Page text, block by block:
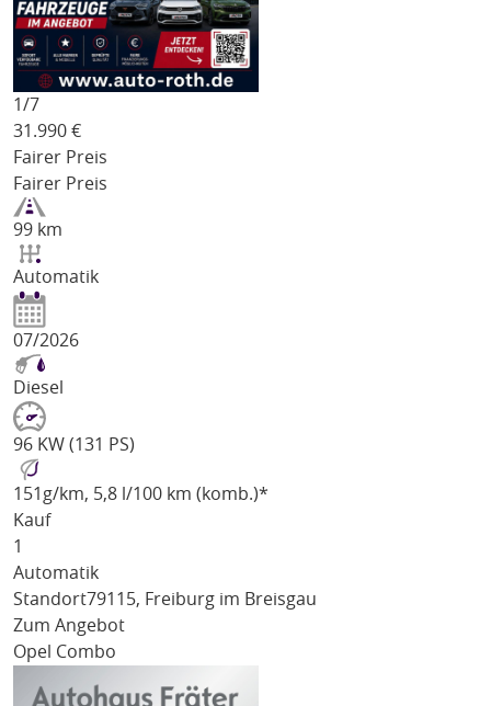
1/7
31.990 €
Fairer Preis
Fairer Preis
99 km
Automatik
07/2026
Diesel
96 KW (131 PS)
151 g/km, 5,8 l/100 km (komb.)*
Kauf
1
Automatik
Standort79115, Freiburg im Breisgau
Zum Angebot
Opel Combo